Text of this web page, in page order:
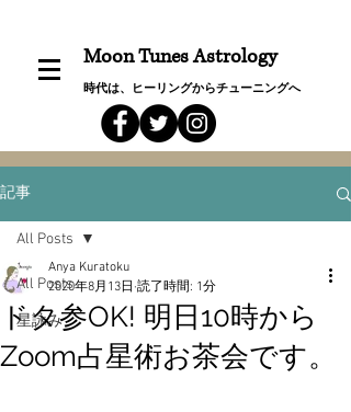
Moon Tunes Astrology
時代は、ヒーリングからチューニングへ
記事
All Posts
星詠み
All Posts
ドタ参OK! 明日10時から
Zoom占星術お茶会です。
Anya Kuratoku
2020年8月13日 読了時間: 1分